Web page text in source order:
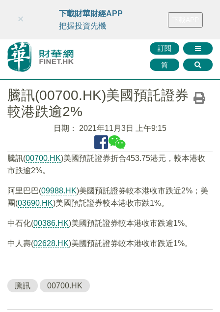
財華智庫網 FINTV FINMETA 財華證券 媒體矩陣
訂閱
简
×
下載財華財經APP
把握投資先機
騰訊(00700.HK)美國預託證券
較港跌逾2%
日期： 2021年11月3日 上午9:15
騰訊(00700.HK)美國預託證券折合453.75港元，較本港收
市跌逾2%。
阿里巴巴(09988.HK)美國預託證券較本港收市跌近2%；美
團(03690.HK)美國預託證券較本港收市跌1%。
中石化(00386.HK)美國預託證券較本港收市跌逾1%。
中人壽(02628.HK)美國預託證券較本港收市跌近1%。
騰訊 00700.HK